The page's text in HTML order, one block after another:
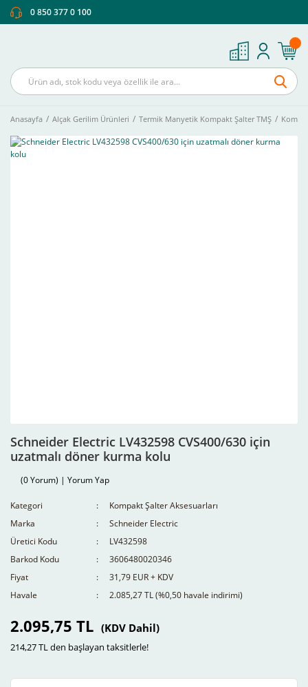
0 850 377 0 100
Anasayfa Alçak Gerilim Ürünleri Termik Manyetik Kompakt Şalter TMŞ
Schneider Electric LV432598 CVS400/630 için
uzatmalı döner kurma kolu
(0 Yorum) | Yorum Yap
Kategori
Kompakt Şalter Aksesuarları
Marka
Schneider Electric
Üretici Kodu
LV432598
Barkod Kodu
3606480020346
Fiyat
31,79 EUR + KDV
Havale
2.085,27 TL (%0,50 havale indirimi)
2.095,75 TL (KDV Dahil)
214,27 TL den başlayan taksitlerle!